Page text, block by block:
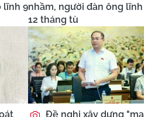
lĩnh 9nhầm, người đàn ông lĩnh
12 tháng tù
Đề nghị xây dựng "ma